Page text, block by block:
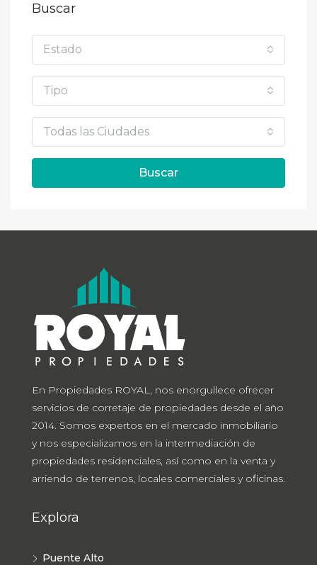
Buscar
Estado
Tipo
Todas las Ciudades
Buscar
En Propiedades ROYAL, nos enorgullece ofrecer
servicios de corretaje de propiedades desde el año
2014. Somos expertos en el mercado inmobiliario
y nos especializamos en la intermediación de
propiedades residenciales, así como en la venta y
arriendo de terrenos, locales comerciales y oficinas.
Explora
Puente Alto